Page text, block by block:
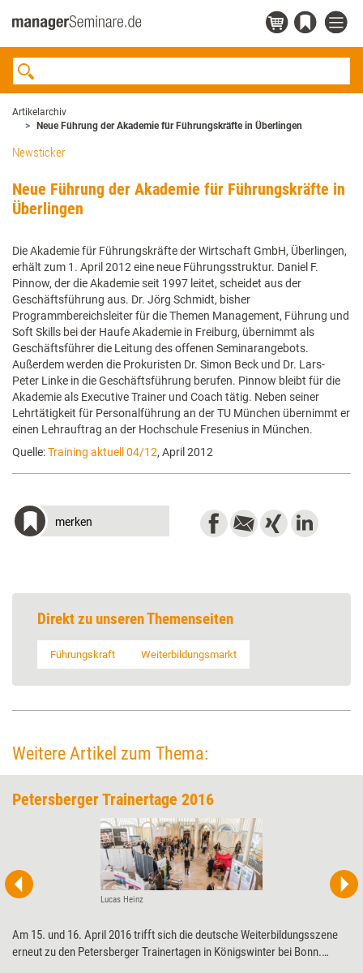
Artikelarchiv
Neue Führung der Akademie für Führungskräfte in Überlingen
Newsticker
Neue Führung der Akademie für Führungskräfte in
Überlingen
Die Akademie für Führungskräfte der Wirtschaft GmbH, Überlingen,
erhält zum 1. April 2012 eine neue Führungsstruktur. Daniel F.
Pinnow, der die Akademie seit 1997 leitet, scheidet aus der
Geschäftsführung aus. Dr. Jörg Schmidt, bisher
Programmbereichsleiter für die Themen Management, Führung und
Soft Skills bei der Haufe Akademie in Freiburg, übernimmt als
Geschäftsführer die Leitung des offenen Seminarangebots.
Außerdem werden die Prokuristen Dr. Simon Beck und Dr. Lars-
Peter Linke in die Geschäftsführung berufen. Pinnow bleibt für die
Akademie als Executive Trainer und Coach tätig. Neben seiner
Lehrtätigkeit für Personalführung an der TU München übernimmt er
einen Lehrauftrag an der Hochschule Fresenius in München.
Quelle:Training aktuell 04/12, April 2012
merken
Direkt zu unseren Themenseiten
Führungskraft Weiterbildungsmarkt
Weitere Artikel zum Thema:
Petersberger Trainertage 2016
Lucas Heinz
Am 15. und 16. April 2016 trifft sich die deutsche Weiterbildungsszene
erneut zu den Petersberger Trainertagen in Königswinter bei Bonn.